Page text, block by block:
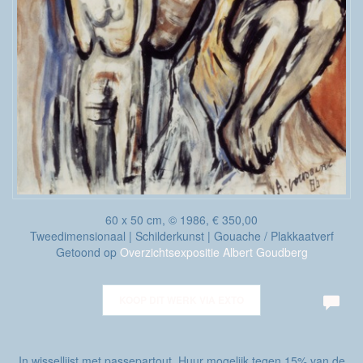
60 x 50 cm, © 1986, € 350,00
Tweedimensionaal | Schilderkunst | Gouache / Plakkaatverf
Getoond op Overzichtsexpositie Albert Goudberg